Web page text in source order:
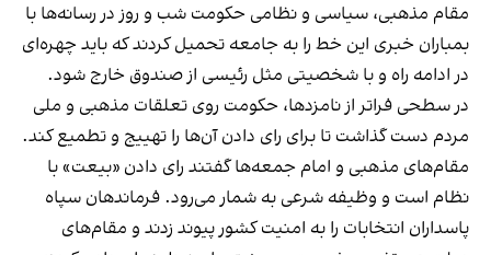
مقام مذهبی، سیاسی و نظامی حکومت شب و روز در رسانه‌ها با
بمباران خبری این خط را به جامعه تحمیل کردند که باید چهره‌ای
در ادامه راه و با شخصیتی مثل رئیسی از صندوق خارج شود.
در سطحی فراتر از نامزدها، حکومت روی تعلقات مذهبی و ملی
مردم دست گذاشت تا برای رای دادن آن‌ها را تهییج و تطمیع کند.
مقام‌های مذهبی و امام جمعه‌ها گفتند رای دادن «بیعت» با
نظام است و وظیفه شرعی به شمار می‌رود. فرماندهان سپاه
پاسداران انتخابات را به امنیت کشور پیوند زدند و مقام‌های